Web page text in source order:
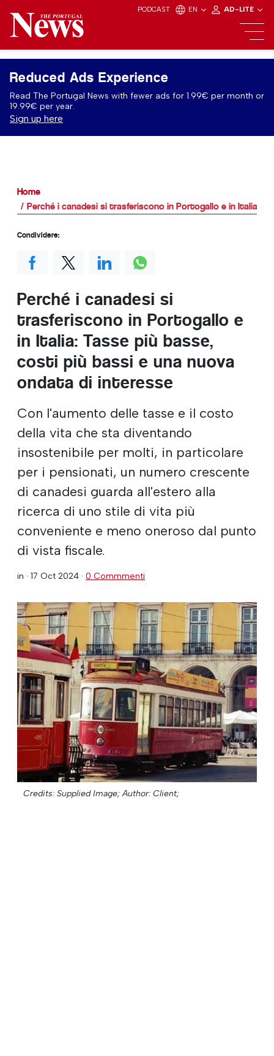
PODCAST EN AD-LITE
Reduced Ads Experience
Read The Portugal News with fewer ads for 1.99€ per month or
19.99€ per year.
Sign up here
Home
Perché i canadesi si trasferiscono in Portogallo e in Italia:
Perché i canadesi si
trasferiscono in Portogallo e
in Italia: Tasse più basse,
costi più bassi e una nuova
ondata di interesse
Con l'aumento delle tasse e il costo
della vita che sta diventando
insostenibile per molti, in particolare
per i pensionati, un numero crescente
di canadesi guarda all'estero alla
ricerca di uno stile di vita più
conveniente e meno oneroso dal punto
di vista fiscale.
in · 17 Oct 2024 · 0 Commmenti
Credits: Supplied Image; Author: Client;
Condividere: